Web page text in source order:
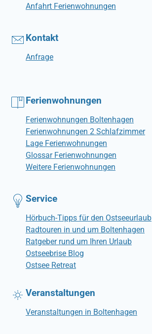
Anfahrt Ferienwohnungen
Kontakt
Anfrage
Ferienwohnungen
Ferienwohnungen Boltenhagen
Ferienwohnungen 2 Schlafzimmer
Lage Ferienwohnungen
Glossar Ferienwohnungen
Weitere Ferienwohnungen
Service
Hörbuch-Tipps für den Ostseeurlaub
Radtouren in und um Boltenhagen
Ratgeber rund um Ihren Urlaub
Ostseebrise Blog
Ostsee Retreat
Veranstaltungen
Veranstaltungen in Boltenhagen